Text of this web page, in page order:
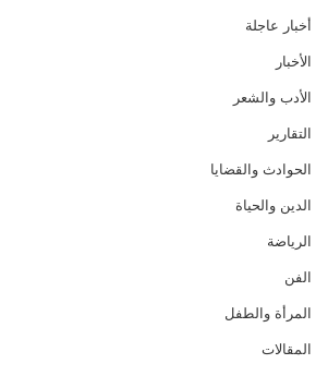
أخبار عاجلة
الأخبار
الأدب والشعر
التقارير
الحوادث والقضايا
الدين والحياة
الرياضة
الفن
المرأة والطفل
المقالات